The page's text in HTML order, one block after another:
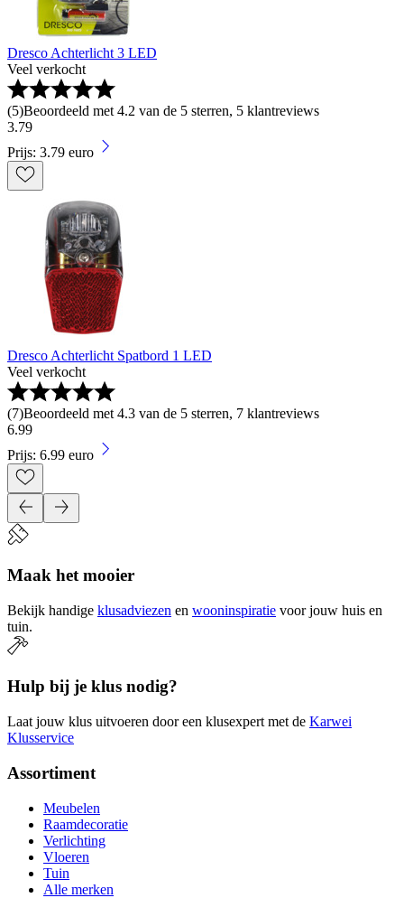
Dresco Achterlicht 3 LED
Veel verkocht
(5)Beoordeeld met 4.2 van de 5 sterren, 5 klantreviews
3.79
Prijs: 3.79 euro
Dresco Achterlicht Spatbord 1 LED
Veel verkocht
(7)Beoordeeld met 4.3 van de 5 sterren, 7 klantreviews
6.99
Prijs: 6.99 euro
Maak het mooier
Bekijk handige klusadviezen en wooninspiratie voor jouw huis en
tuin.
Hulp bij je klus nodig?
Laat jouw klus uitvoeren door een klusexpert met de Karwei
Klusservice
Assortiment
Meubelen
Raamdecoratie
Verlichting
Vloeren
Tuin
Alle merken